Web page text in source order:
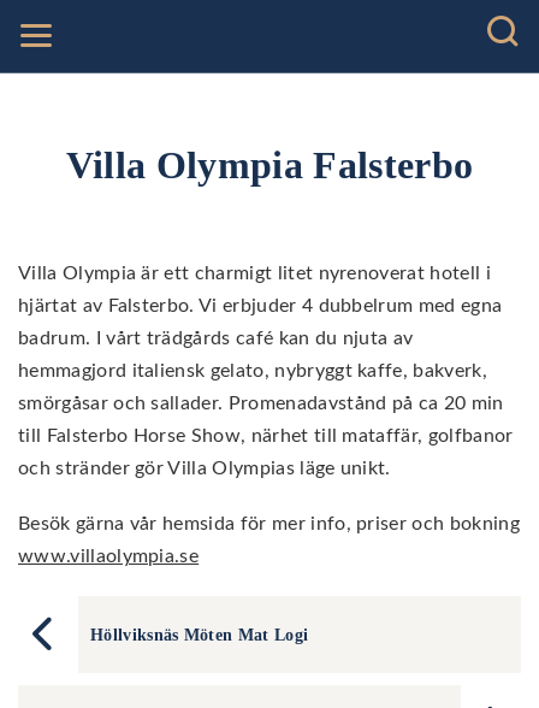
Villa Olympia Falsterbo
Villa Olympia är ett charmigt litet nyrenoverat hotell i
hjärtat av Falsterbo. Vi erbjuder 4 dubbelrum med egna
badrum. I vårt trädgårds café kan du njuta av
hemmagjord italiensk gelato, nybryggt kaffe, bakverk,
smörgåsar och sallader. Promenadavstånd på ca 20 min
till Falsterbo Horse Show, närhet till mataffär, golfbanor
och stränder gör Villa Olympias läge unikt.
Besök gärna vår hemsida för mer info, priser och bokning
www.villaolympia.se
Höllviksnäs Möten Mat Logi